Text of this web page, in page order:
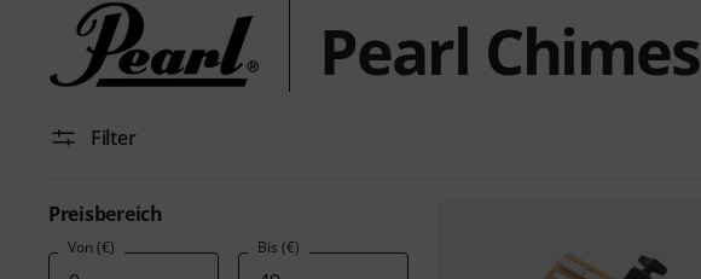
Pearl Chimes
Filter
Preisbereich
Von (€) Bis (€)